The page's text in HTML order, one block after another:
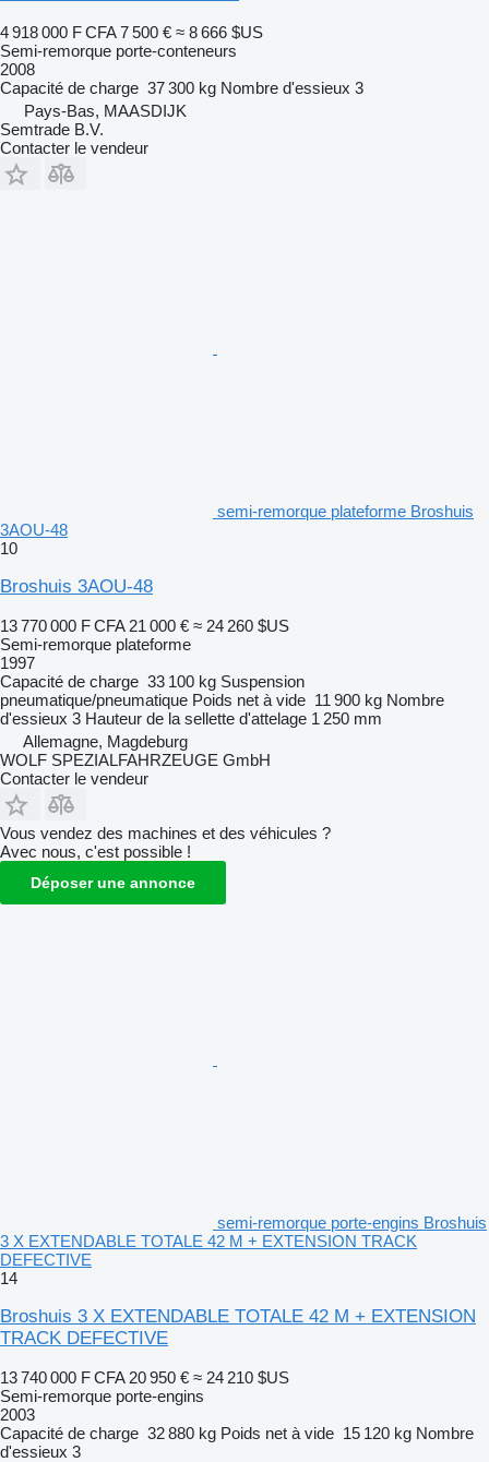
4 918 000 F CFA 7 500 € ≈ 8 666 $US
Semi-remorque porte-conteneurs
2008
Capacité de charge 37 300 kg Nombre d'essieux 3
Pays-Bas, MAASDIJK
Semtrade B.V.
Contacter le vendeur
semi-remorque plateforme Broshuis
3AOU-48
10
Broshuis 3AOU-48
13 770 000 F CFA 21 000 € ≈ 24 260 $US
Semi-remorque plateforme
1997
Capacité de charge 33 100 kg Suspension
pneumatique/pneumatique Poids net à vide 11 900 kg Nombre
d'essieux 3 Hauteur de la sellette d'attelage 1 250 mm
Allemagne, Magdeburg
WOLF SPEZIALFAHRZEUGE GmbH
Contacter le vendeur
Vous vendez des machines et des véhicules ?
Avec nous, c'est possible !
Déposer une annonce
semi-remorque porte-engins Broshuis
3 X EXTENDABLE TOTALE 42 M + EXTENSION TRACK
DEFECTIVE
14
Broshuis 3 X EXTENDABLE TOTALE 42 M + EXTENSION
TRACK DEFECTIVE
13 740 000 F CFA 20 950 € ≈ 24 210 $US
Semi-remorque porte-engins
2003
Capacité de charge 32 880 kg Poids net à vide 15 120 kg Nombre
d'essieux 3